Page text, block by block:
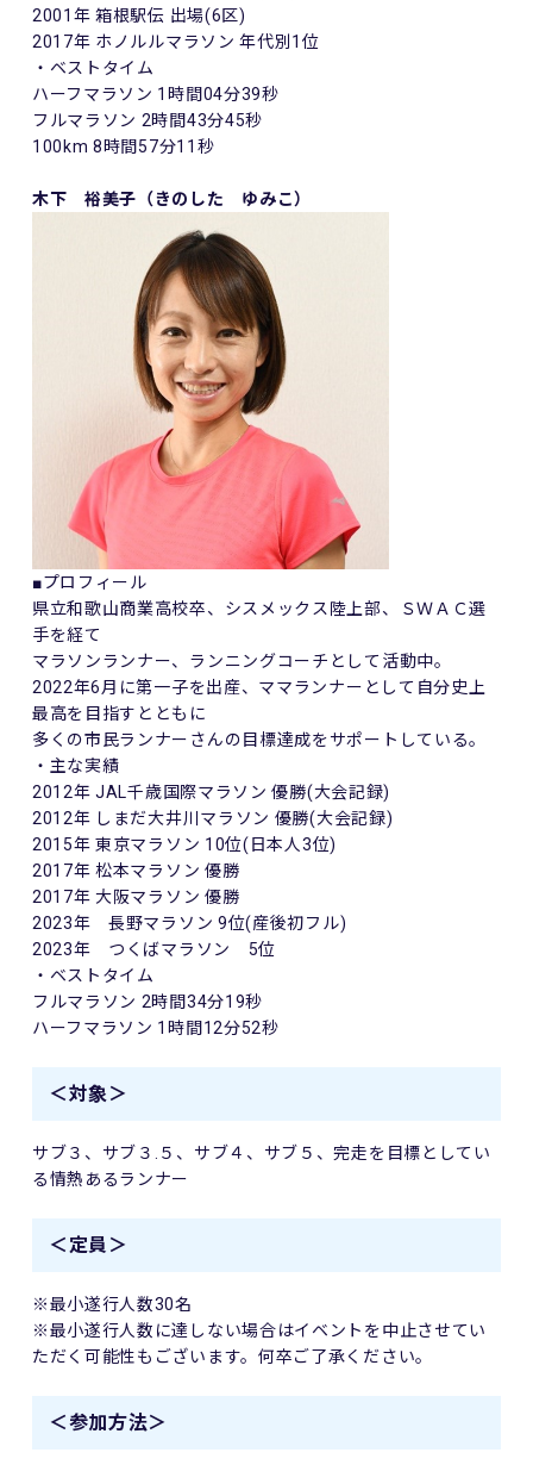
2001年 箱根駅伝 出場(6区)
2017年 ホノルルマラソン 年代別1位
・ベストタイム
ハーフマラソン 1時間04分39秒
フルマラソン 2時間43分45秒
100km 8時間57分11秒
木下 裕美子（きのした ゆみこ）
■プロフィール
県立和歌山商業高校卒、シスメックス陸上部、ＳＷＡＣ選
手を経て
マラソンランナー、ランニングコーチとして活動中。
2022年6月に第一子を出産、ママランナーとして自分史上
最高を目指すとともに
多くの市民ランナーさんの目標達成をサポートしている。
・主な実績
2012年 JAL千歳国際マラソン 優勝(大会記録)
2012年 しまだ大井川マラソン 優勝(大会記録)
2015年 東京マラソン 10位(日本人3位)
2017年 松本マラソン 優勝
2017年 大阪マラソン 優勝
2023年 長野マラソン 9位(産後初フル)
2023年 つくばマラソン 5位
・ベストタイム
フルマラソン 2時間34分19秒
ハーフマラソン 1時間12分52秒
＜対象＞
サブ３、サブ３.５、サブ４、サブ５、完走を目標としてい
る情熱あるランナー
＜定員＞
※最小遂行人数30名
※最小遂行人数に達しない場合はイベントを中止させてい
ただく可能性もございます。何卒ご了承ください。
＜参加方法＞